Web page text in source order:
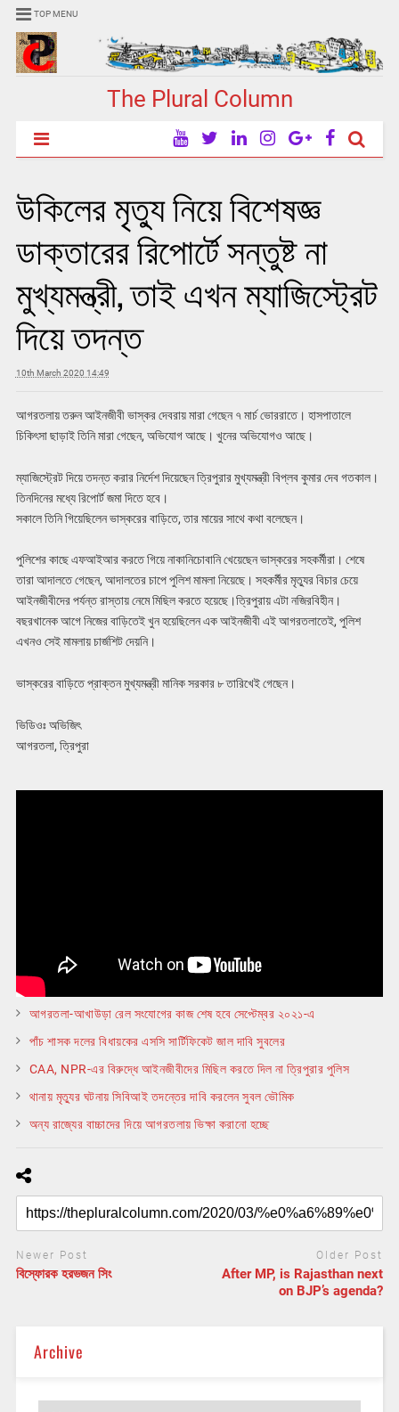
TOP MENU
The Plural Column
উকিলের মৃত্যু নিয়ে বিশেষজ্ঞ
ডাক্তারের রিপোর্টে সন্তুষ্ট না
মুখ্যমন্ত্রী, তাই এখন ম্যাজিস্ট্রেট
দিয়ে তদন্ত
10th March 2020 14:49
আগরতলায় তরুন আইনজীবী ভাস্কর দেবরায় মারা গেছেন ৭ মার্চ ভোররাতে। হাসপাতালে
চিকিৎসা ছাড়াই তিনি মারা গেছেন, অভিযোগ আছে। খুনের অভিযোগও আছে।
ম্যাজিস্ট্রেট দিয়ে তদন্ত করার নির্দেশ দিয়েছেন ত্রিপুরার মুখ্যমন্ত্রী বিপ্লব কুমার দেব গতকাল।
তিনদিনের মধ্যে রিপোর্ট জমা দিতে হবে।
সকালে তিনি গিয়েছিলেন ভাস্করের বাড়িতে, তার মায়ের সাথে কথা বলেছেন।
পুলিশের কাছে এফআইআর করতে গিয়ে নাকানিচোবানি খেয়েছেন ভাস্করের সহকর্মীরা। শেষে
তারা আদালতে গেছেন, আদালতের চাপে পুলিশ মামলা নিয়েছে। সহকর্মীর মৃত্যুর বিচার চেয়ে
আইনজীবীদের পর্যন্ত রাস্তায় নেমে মিছিল করতে হয়েছে।ত্রিপুরায় এটা নজিরবিহীন।
বছরখানেক আগে নিজের বাড়িতেই খুন হয়েছিলেন এক আইনজীবী এই আগরতলাতেই, পুলিশ
এখনও সেই মামলায় চার্জশিট দেয়নি।
ভাস্করের বাড়িতে প্রাক্তন মুখ্যমন্ত্রী মানিক সরকার ৮ তারিখেই গেছেন।
ভিডিওঃ অভিজিৎ
আগরতলা, ত্রিপুরা
আগরতলা-আখাউড়া রেল সংযোগের কাজ শেষ হবে সেপ্টেম্বর ২০২১-এ
পাঁচ শাসক দলের বিধায়কের এসসি সার্টিফিকেট জাল দাবি সুবলের
CAA, NPR-এর বিরুদ্ধে আইনজীবীদের মিছিল করতে দিল না ত্রিপুরার পুলিস
থানায় মৃত্যুর ঘটনায় সিবিআই তদন্তের দাবি করলেন সুবল ভৌমিক
অন্য রাজ্যের বাচ্চাদের দিয়ে আগরতলায় ভিক্ষা করানো হচ্ছে
Newer Post
বিস্ফোরক হরভজন সিং
Older Post
After MP, is Rajasthan next
on BJP’s agenda?
Archive